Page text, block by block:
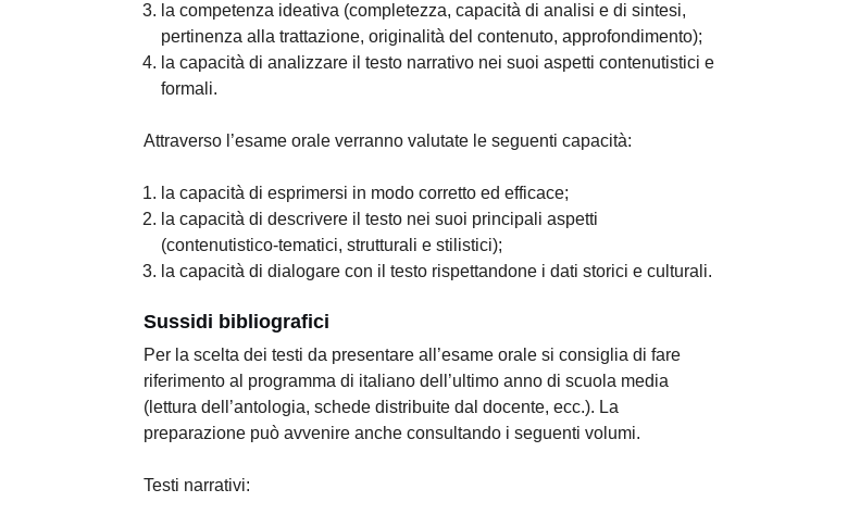
la competenza ideativa (completezza, capacità di analisi e di sintesi,
pertinenza alla trattazione, originalità del contenuto, approfondimento);
la capacità di analizzare il testo narrativo nei suoi aspetti contenutistici e
formali.
Attraverso l’esame orale verranno valutate le seguenti capacità:
la capacità di esprimersi in modo corretto ed efficace;
la capacità di descrivere il testo nei suoi principali aspetti
(contenutistico-tematici, strutturali e stilistici);
la capacità di dialogare con il testo rispettandone i dati storici e culturali.
Sussidi bibliografici
Per la scelta dei testi da presentare all’esame orale si consiglia di fare
riferimento al programma di italiano dell’ultimo anno di scuola media
(lettura dell’antologia, schede distribuite dal docente, ecc.). La
preparazione può avvenire anche consultando i seguenti volumi.
Testi narrativi: